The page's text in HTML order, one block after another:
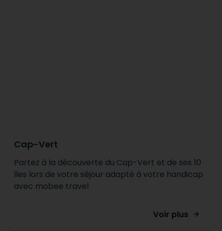
Cap-Vert
Partez à la découverte du Cap-Vert et de ses 10
îles lors de votre séjour adapté à votre handicap
avec mobee travel
Voir plus